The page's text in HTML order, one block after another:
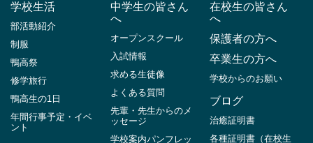
学校生活
部活動紹介
制服
鴨高祭
修学旅行
鴨高生の1日
年間行事予定・イベ
ント
中学生の皆さん
へ
オープンスクール
入試情報
求める生徒像
よくある質問
先輩・先生からのメ
ッセージ
学校案内パンフレッ
在校生の皆さん
へ
保護者の方へ
卒業生の方へ
学校からのお願い
ブログ
治癒証明書
各種証明書（在校生